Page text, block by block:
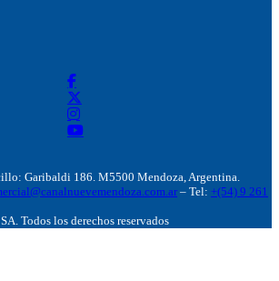
Garibaldi 186. M5500 Mendoza, Argentina.
– Tel: +(54) 9 261
Todos los derechos reservados